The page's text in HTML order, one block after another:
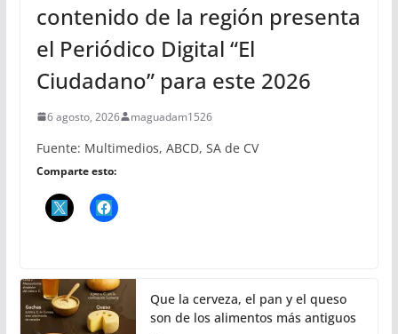
contenido de la región presenta
el Periódico Digital “El
Ciudadano” para este 2026
6 agosto, 2026 maguadam1526
Fuente: Multimedios, ABCD, SA de CV
Comparte esto:
Que la cerveza, el pan y el queso
son de los alimentos más antiguos